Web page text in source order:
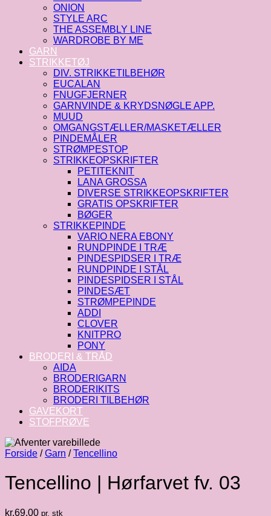
ONION
STYLE ARC
THE ASSEMBLY LINE
WARDROBE BY ME
GARN
STRIKKETØJ
DIV. STRIKKETILBEHØR
EUCALAN
FNUGFJERNER
GARNVINDE & KRYDSNØGLE APP.
MUUD
OMGANGSTÆLLER/MASKETÆLLER
PINDEMÅLER
STRØMPESTOP
STRIKKEOPSKRIFTER
PETITEKNIT
LANA GROSSA
DIVERSE STRIKKEOPSKRIFTER
GRATIS OPSKRIFTER
BØGER
STRIKKEPINDE
VARIO NERA EBONY
RUNDPINDE I TRÆ
PINDESPIDSER I TRÆ
RUNDPINDE I STÅL
PINDESPIDSER I STÅL
PINDESÆT
STRØMPEPINDE
ADDI
CLOVER
KNITPRO
PONY
BRODERI & TRÅD
AIDA
BRODERIGARN
BRODERIKITS
BRODERI TILBEHØR
GAVEKORT
STOFPRØVE
Forside / Garn / Tencellino
Tencellino | Hørfarvet fv. 03
kr.69.00 pr. stk